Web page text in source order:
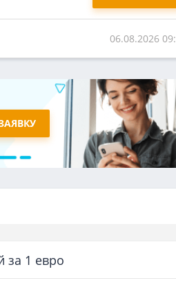
06.08.2026
за 1 евро